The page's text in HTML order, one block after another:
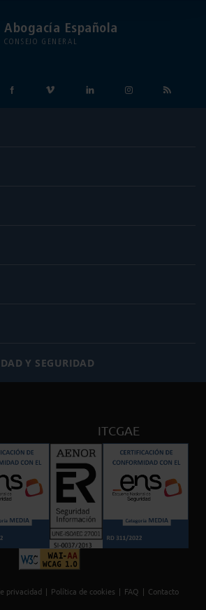
Abogacía Española
CONSEJO GENERAL
Y SEGURIDAD
ITCGAE
privacidad Política de cookies FAQ Contacto